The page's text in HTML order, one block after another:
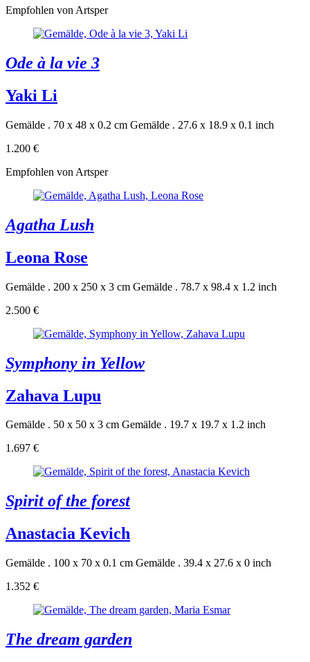
Empfohlen von Artsper
Ode à la vie 3
Yaki Li
Gemälde . 70 x 48 x 0.2 cm Gemälde . 27.6 x 18.9 x 0.1 inch
1.200 €
Empfohlen von Artsper
Agatha Lush
Leona Rose
Gemälde . 200 x 250 x 3 cm Gemälde . 78.7 x 98.4 x 1.2 inch
2.500 €
Symphony in Yellow
Zahava Lupu
Gemälde . 50 x 50 x 3 cm Gemälde . 19.7 x 19.7 x 1.2 inch
1.697 €
Spirit of the forest
Anastacia Kevich
Gemälde . 100 x 70 x 0.1 cm Gemälde . 39.4 x 27.6 x 0 inch
1.352 €
The dream garden